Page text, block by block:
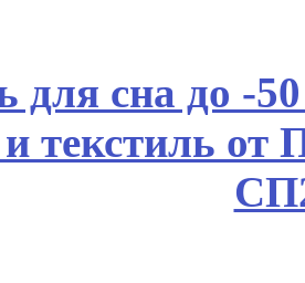
для сна до
текстиль от